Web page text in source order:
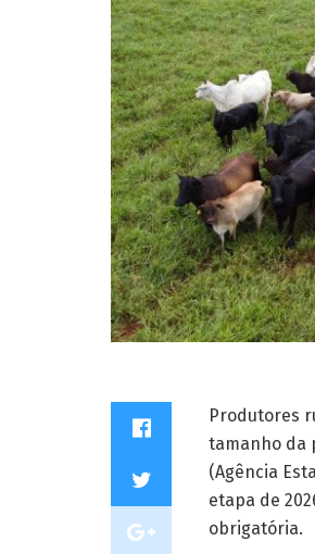
Produtores
tamanho da
(Agência
etapa de
obrigatória.